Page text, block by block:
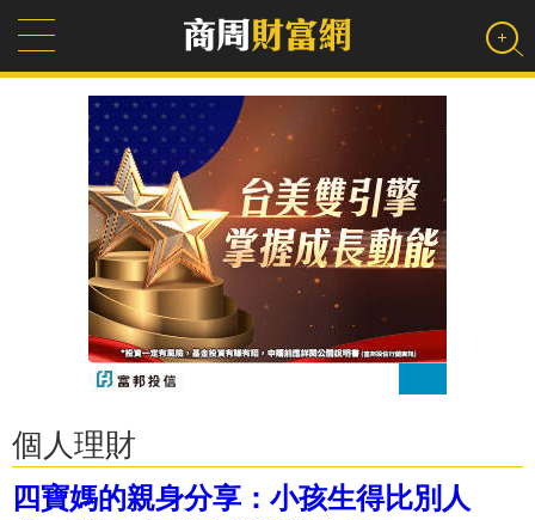
個人理財
四寶媽的親身分享：小孩生得比別人